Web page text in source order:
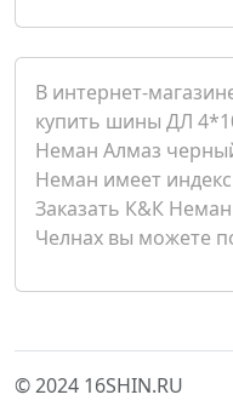
В интернет-
купить шины ДЛ
Неман Алмаз
Неман имеет индекс
Заказать К&К
Челнах вы можете
© 2024 16SHIN.RU